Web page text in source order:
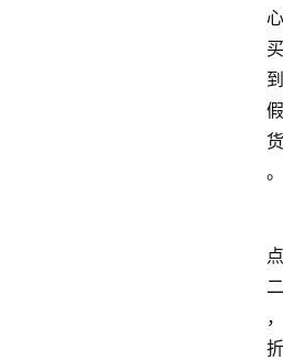
心
买
到
假
货
。
点
二
，
折